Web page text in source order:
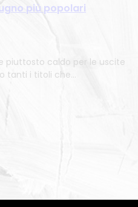
più popolari
piuttosto caldo per le uscite
tanti i titoli che…